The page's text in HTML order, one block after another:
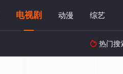
电视剧 动漫 综艺
 热门搜